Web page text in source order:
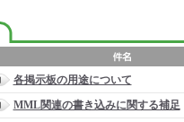
各掲示板の用途について
MML関連の書き込みに関する補足